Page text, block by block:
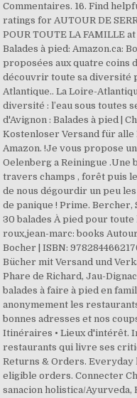
Commentaires. 16. Find
ratings for AUTOUR DE
POUR TOUTE LA FAMILLE
Balades à pied: Amazon.ca:
proposées aux quatre
découvrir toute sa diversité
Atlantique.. La Loire-
diversité : l’eau sous toutes
d'Avignon : Balades à pied |
Kostenloser Versand für alle
Amazon. !Je vous propose
Oelenberg a Reiningue .Une
travers champs , forêt puis
de nous dégourdir un peu
de panique ! Prime.
30 balades À pied pour
roux,jean-marc: books
Bocher | ISBN:
Bücher mit Versand und
Phare de Richard, Jau-
balades à faire à pied en
anonymement les
bonnes adresses et nos
Itinéraires • Lieux d'intérêt.
restaurants qui livre ses
Returns & Orders.
eligible orders. Connecter
sanacion holistica/